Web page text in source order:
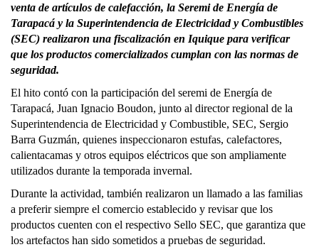
venta de artículos de calefacción, la Seremi de Energía de
Tarapacá y la Superintendencia de Electricidad y Combustibles
(SEC) realizaron una fiscalización en Iquique para verificar
que los productos comercializados cumplan con las normas de
seguridad.
El hito contó con la participación del seremi de Energía de
Tarapacá, Juan Ignacio Boudon, junto al director regional de la
Superintendencia de Electricidad y Combustible, SEC, Sergio
Barra Guzmán, quienes inspeccionaron estufas, calefactores,
calientacamas y otros equipos eléctricos que son ampliamente
utilizados durante la temporada invernal.
Durante la actividad, también realizaron un llamado a las familias
a preferir siempre el comercio establecido y revisar que los
productos cuenten con el respectivo Sello SEC, que garantiza que
los artefactos han sido sometidos a pruebas de seguridad.